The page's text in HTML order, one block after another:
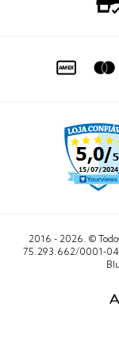
2016 - 2026. ©
75.293.662/0001-04